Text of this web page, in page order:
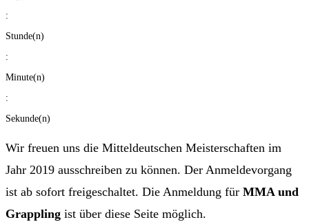
:
Stunde(n)
:
Minute(n)
:
Sekunde(n)
Wir freuen uns die Mitteldeutschen Meisterschaften im
Jahr 2019 ausschreiben zu können. Der Anmeldevorgang
ist ab sofort freigeschaltet. Die Anmeldung für MMA und
Grappling ist über diese Seite möglich.